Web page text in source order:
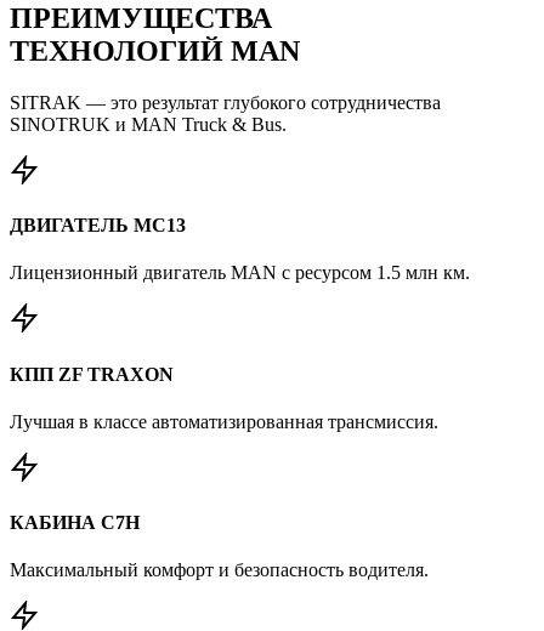
ПРЕИМУЩЕСТВА
ТЕХНОЛОГИЙ MAN
SITRAK — это результат глубокого сотрудничества
SINOTRUK и MAN Truck & Bus.
ДВИГАТЕЛЬ MC13
Лицензионный двигатель MAN с ресурсом 1.5 млн км.
КПП ZF TRAXON
Лучшая в классе автоматизированная трансмиссия.
КАБИНА C7H
Максимальный комфорт и безопасность водителя.